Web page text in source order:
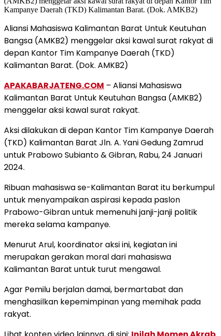
Aliansi Mahasiswa Kalimantan Barat Untuk Keutuhan
Bangsa (AMKB2) menggelar aksi kawal surat rakyat di
depan Kantor Tim Kampanye Daerah (TKD)
Kalimantan Barat. (Dok. AMKB2)
APAKABARJATENG.COM – Aliansi Mahasiswa
Kalimantan Barat Untuk Keutuhan Bangsa (AMKB2)
menggelar aksi kawal surat rakyat.
Aksi dilakukan di depan Kantor Tim Kampanye Daerah
(TKD) Kalimantan Barat Jln. A. Yani Gedung Zamrud
untuk Prabowo Subianto & Gibran, Rabu, 24 Januari
2024.
Ribuan mahasiswa se-Kalimantan Barat itu berkumpul
untuk menyampaikan aspirasi kepada paslon
Prabowo-Gibran untuk memenuhi janji-janji politik
mereka selama kampanye.
Menurut Arul, koordinator aksi ini, kegiatan ini
merupakan gerakan moral dari mahasiswa
Kalimantan Barat untuk turut mengawal.
Agar Pemilu berjalan damai, bermartabat dan
menghasilkan kepemimpinan yang memihak pada
rakyat.